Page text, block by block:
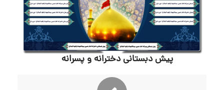
پیش دبستانی دخترانه و پسرانه